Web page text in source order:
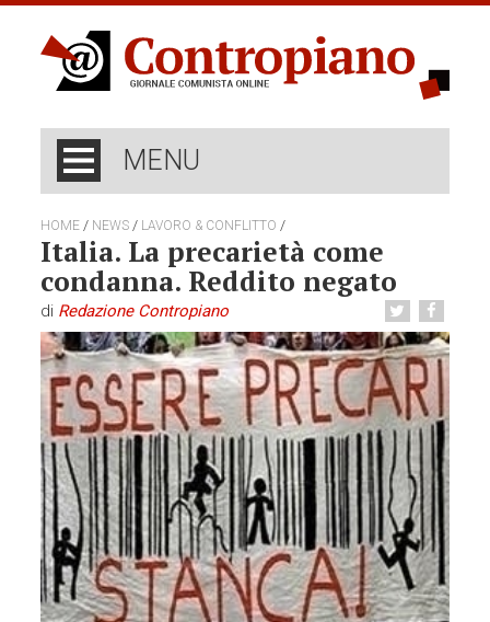
MENU
HOME / NEWS / LAVORO & CONFLITTO /
Italia. La precarietà come
condanna. Reddito negato
di Redazione Contropiano